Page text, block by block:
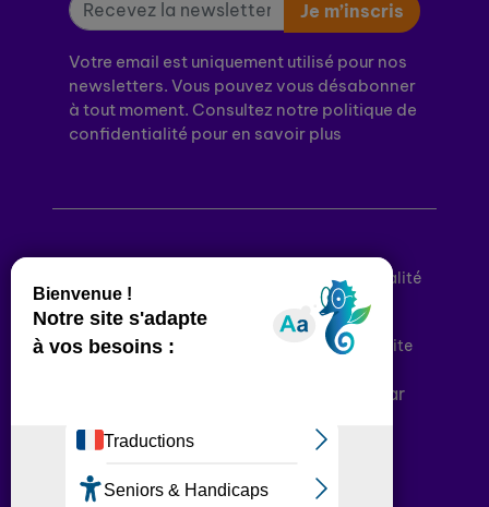
Je m’inscris
Votre email est uniquement utilisé pour nos
newsletters. Vous pouvez vous désabonner
à tout moment. Consultez notre politique de
confidentialité pour en savoir plus
Politique de confidentialité
Conditions générales d’utilisation
Déclaration d’accessibilité
Plan du site
Plateforme développée en France par